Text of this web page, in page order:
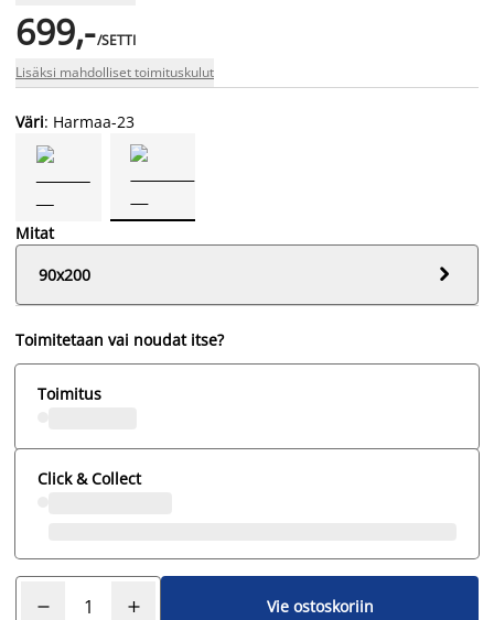
699,-/SETTI
Lisäksi mahdolliset toimituskulut
Väri: Harmaa-23
Mitat
90x200

Toimitetaan vai noudat itse?
Toimitus
Click & Collect
Vie ostoskoriin